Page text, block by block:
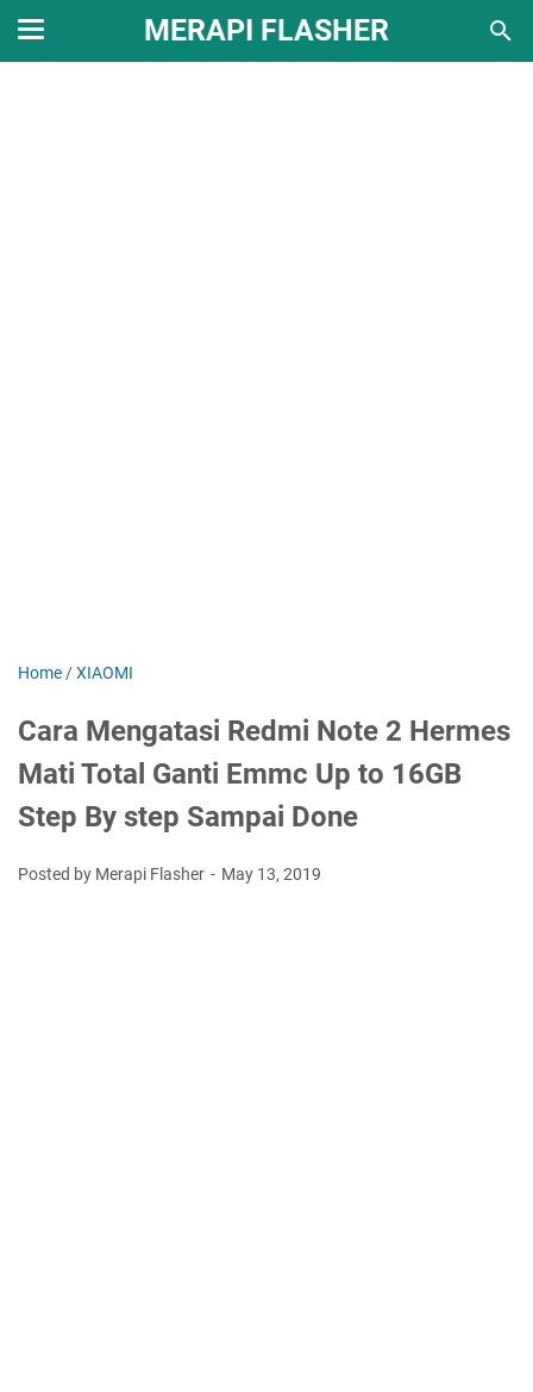
MERAPI FLASHER
Home /XIAOMI
Cara Mengatasi Redmi Note 2 Hermes
Mati Total Ganti Emmc Up to 16GB
Step By step Sampai Done
Posted by Merapi Flasher May 13, 2019